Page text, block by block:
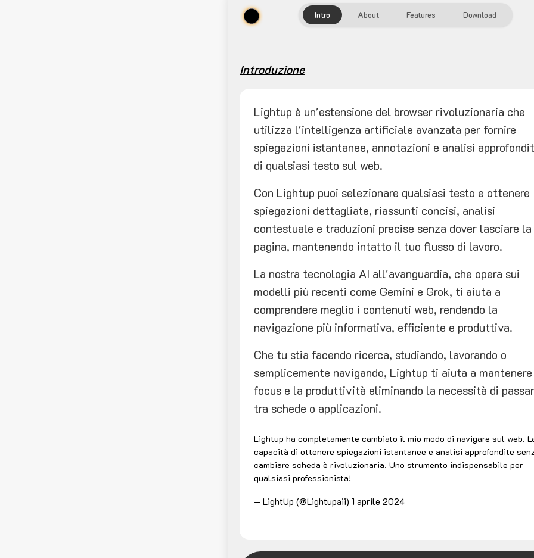
Intro About Features Download
Introduzione
Lightup è un'estensione del browser rivoluzionaria che
utilizza l'intelligenza artificiale avanzata per fornire
spiegazioni istantanee, annotazioni e analisi
di qualsiasi testo sul web.
Con Lightup puoi selezionare qualsiasi testo e ottenere
spiegazioni dettagliate, riassunti concisi, analisi
contestuale e traduzioni precise senza dover lasciare la
pagina, mantenendo intatto il tuo flusso di lavoro.
La nostra tecnologia AI all'avanguardia, che opera sui
modelli più recenti come Gemini e Grok, ti aiuta a
comprendere meglio i contenuti web, rendendo la
navigazione più informativa, efficiente e produttiva.
Che tu stia facendo ricerca, studiando, lavorando o
semplicemente navigando, Lightup ti aiuta a
focus e la produttività eliminando la necessità di
tra schede o applicazioni.
Lightup ha completamente cambiato il mio modo di navigare sul web.
capacità di ottenere spiegazioni istantanee e analisi approfondite
cambiare scheda è rivoluzionaria. Uno strumento indispensabile per
qualsiasi professionista!
— LightUp (@Lightupaii) 1 aprile 2024